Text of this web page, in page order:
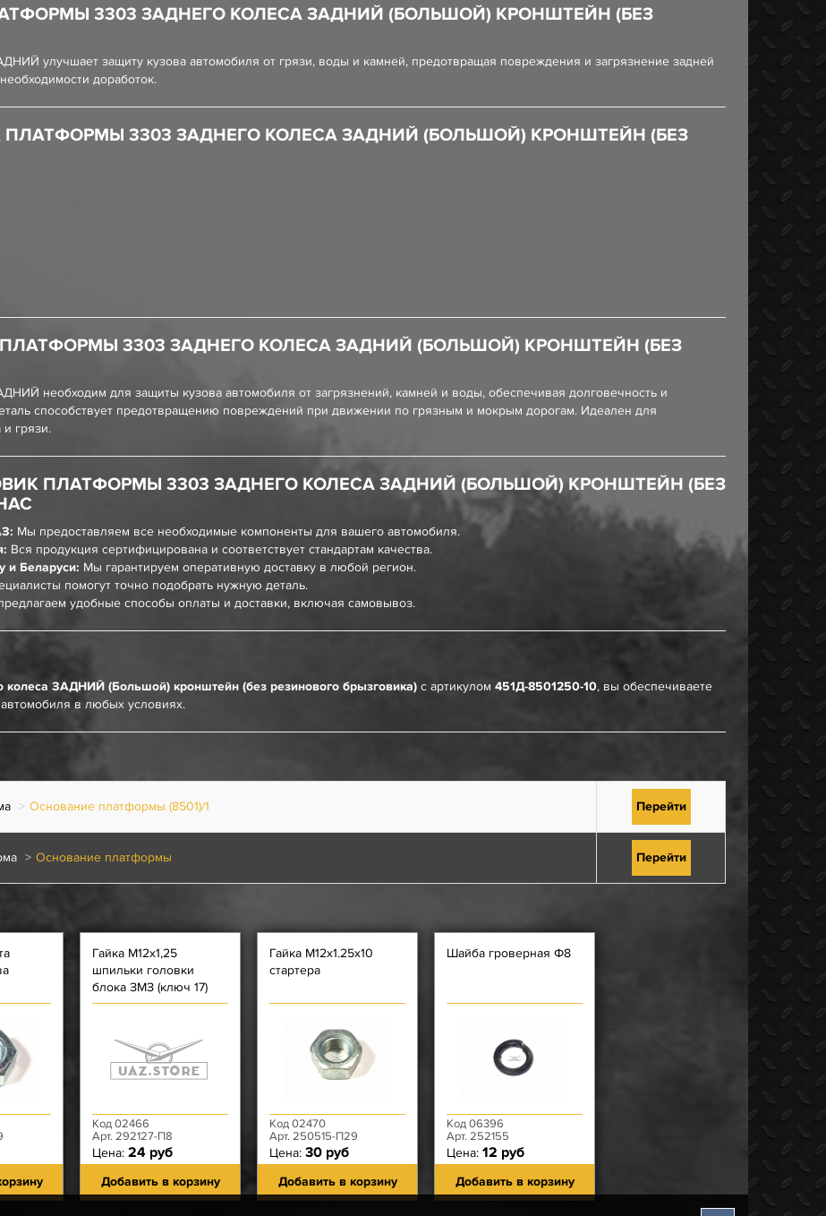
3303 ЗАДНЕГО КОЛЕСА ЗАДНИЙ (БОЛЬШОЙ) КРОНШТЕЙН (БЕЗ
улучшает защиту кузова автомобиля от грязи, воды и камней, предотвращая повреждения и загрязнение задней
доработок.
ПЛАТФОРМЫ 3303 ЗАДНЕГО КОЛЕСА ЗАДНИЙ (БОЛЬШОЙ) КРОНШТЕЙН (БЕЗ
3303 ЗАДНЕГО КОЛЕСА ЗАДНИЙ (БОЛЬШОЙ) КРОНШТЕЙН (БЕЗ
необходим для защиты кузова автомобиля от загрязнений, камней и воды, обеспечивая долговечность и
способствует предотвращению повреждений при движении по грязным и мокрым дорогам. Идеален для
и грязи.
ПЛАТФОРМЫ 3303 ЗАДНЕГО КОЛЕСА ЗАДНИЙ (БОЛЬШОЙ) КРОНШТЕЙН (БЕЗ
Мы предоставляем все необходимые компоненты для вашего автомобиля.
Вся продукция сертифицирована и соответствует стандартам качества.
и Беларуси: Мы гарантируем оперативную доставку в любой регион.
помогут точно подобрать нужную деталь.
удобные способы оплаты и доставки, включая самовывоз.
ЗАДНИЙ (Большой) кронштейн (без резинового брызговика) с артикулом 451Д-8501250-10, вы обеспечиваете
в любых условиях.
Основание платформы (8501)/1 Перейти
Основание платформы Перейти
Гайка М12х1,25
шпильки головки
блока ЗМЗ (ключ 17)
Код 02466
Арт. 292127-П8
Цена: 24 руб
Добавить в корзину
Гайка М12х1.25х10
стартера
Код 02470
Арт. 250515-П29
Цена: 30 руб
Добавить в корзину
Шайба гроверная Ф8
Код 06396
Арт. 252155
Цена: 12 руб
Добавить в корзину